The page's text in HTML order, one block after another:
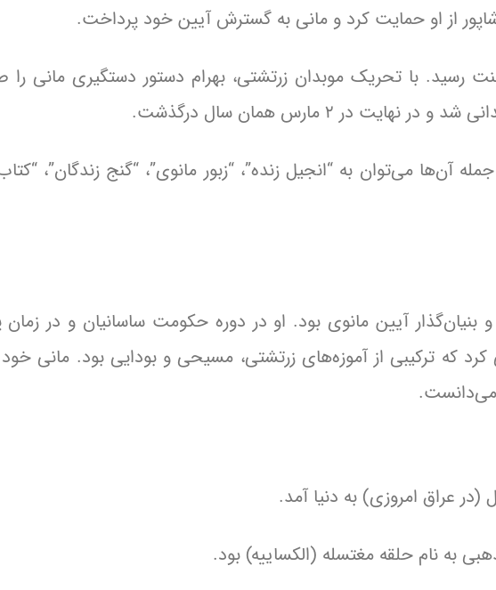
شاپور از او حمایت کرد و مانی به گسترش آیین خود پرداخت.
رسید. با تحریک موبدان زرتشتی، بهرام دستور دستگیری مانی را
آن‌ها می‌توان به “انجیل زنده”، “زبور مانوی”، “گنج زندگان”،
ایرانی و بنیان‌گذار آیین مانوی بود. او در دوره حکومت ساسانیان و در
که ترکیبی از آموزه‌های زرتشتی، مسیحی و بودایی بود. مانی خود
می‌دانست.
به نام حلقه مغتسله (الکساییه) بود.